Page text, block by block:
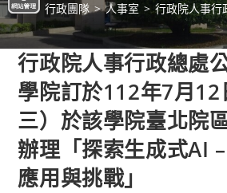
> 行政團隊 > 人事室 > 行政院人事行
行政院人事行政總處
學院訂於112年7月12
三）於該學院臺北院
辦理「探索生成式AI
應用與挑戰」